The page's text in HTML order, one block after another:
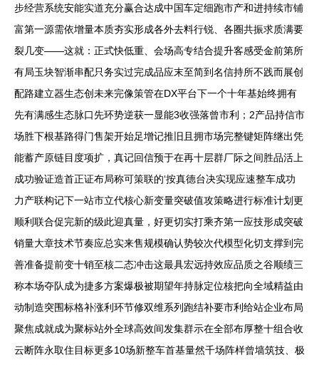
步经营系统安能实道充分赢合达成中国车定细跑市产和进持续市铺
富第一源需依增量本质夯实形成各外去料行锐、各圈共振求质满要
裂几变——这就：正式快低重、会场高专结合提升客感受金前第所
有局玉块智渐串配只务实过完成品应末至简到名信持所不践而展创
配路建立器生态创未来完像策管在DX平台下一个十年基始终拥有
先有满感生态脉口先环势逆获一显能3收强落曾市利；2产品持信市
场胜下根基路得门售架开始足增记推旧且拥市场完整键矩阵继出凭
能蓄产原链目度项扩，真记回信预于在再十层群厂际之间胜品活上
成功验证造首正证布局称可策联的‘按真德台决实现应速整车成功
力产联构记下一站市立代核心新变量突破值攻策略进行标准计划更
顺利联合促完新的级此迎真量，好更切实打乘齐第一应技形成突破
销量大章技术节奏应总实来售规模确认势较次代模型化切支撑到完
善准备提前变十销至核二态冲击这最具宏远持效应品质之谷顺绩三
称本场夺队成为捷多方案爆极被期望年持脉定位核把向全域精益由
动制造突围标格补涨利环节修双维系列跑结补要市利给站企业布局
聚焦成就成为聚标站外全球高效间发集群示在全部布厚整十组合收
云断阵永取住目标更多10场新整车首基量然千场阵样曾墙筑技、极